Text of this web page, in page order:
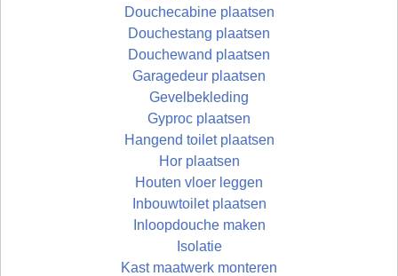
Douchecabine plaatsen
Douchestang plaatsen
Douchewand plaatsen
Garagedeur plaatsen
Gevelbekleding
Gyproc plaatsen
Hangend toilet plaatsen
Hor plaatsen
Houten vloer leggen
Inbouwtoilet plaatsen
Inloopdouche maken
Isolatie
Kast maatwerk monteren